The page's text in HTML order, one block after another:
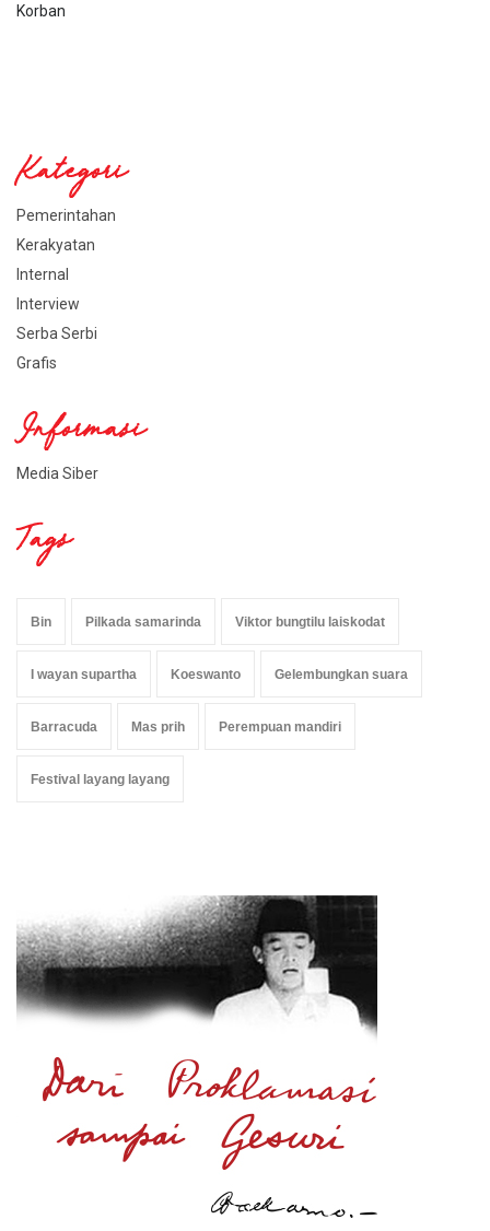
Korban
Kategori
Pemerintahan
Kerakyatan
Internal
Interview
Serba Serbi
Grafis
Informasi
Media Siber
Tags
Bin Pilkada samarinda Viktor bungtilu laiskodat
I wayan supartha Koeswanto Gelembungkan suara
Barracuda Mas prih Perempuan mandiri
Festival layang layang